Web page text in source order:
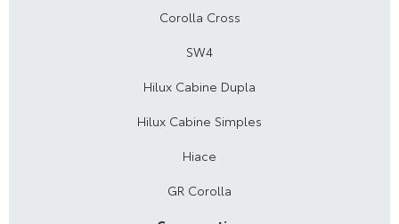
Corolla Cross
SW4
Hilux Cabine Dupla
Hilux Cabine Simples
Hiace
GR Corolla